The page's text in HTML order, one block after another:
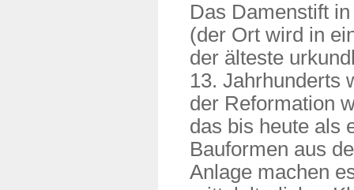
Das Damenstift
(der Ort wird in
der älteste
13. Jahrhunderts
der Reformation
das bis heute als
Bauformen aus
Anlage machen